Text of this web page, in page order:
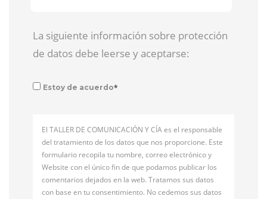
La siguiente información sobre protección
de datos debe leerse y aceptarse:
Estoy de acuerdo*
El TALLER DE COMUNICACIÓN Y CÍA es el responsable
del tratamiento de los datos que nos proporcione. Este
formulario recopila tu nombre, correo electrónico y
Website con el único fin de que podamos publicar los
comentarios dejados en la web. Tratamos sus datos
con base en tu consentimiento. No cedemos sus datos